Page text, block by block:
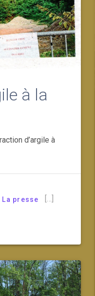
à la
d’argile à
La presse